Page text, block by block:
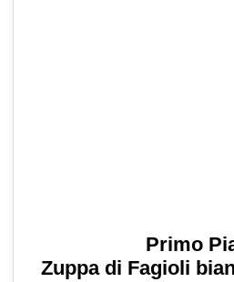
Primo
Zuppa di Fagioli